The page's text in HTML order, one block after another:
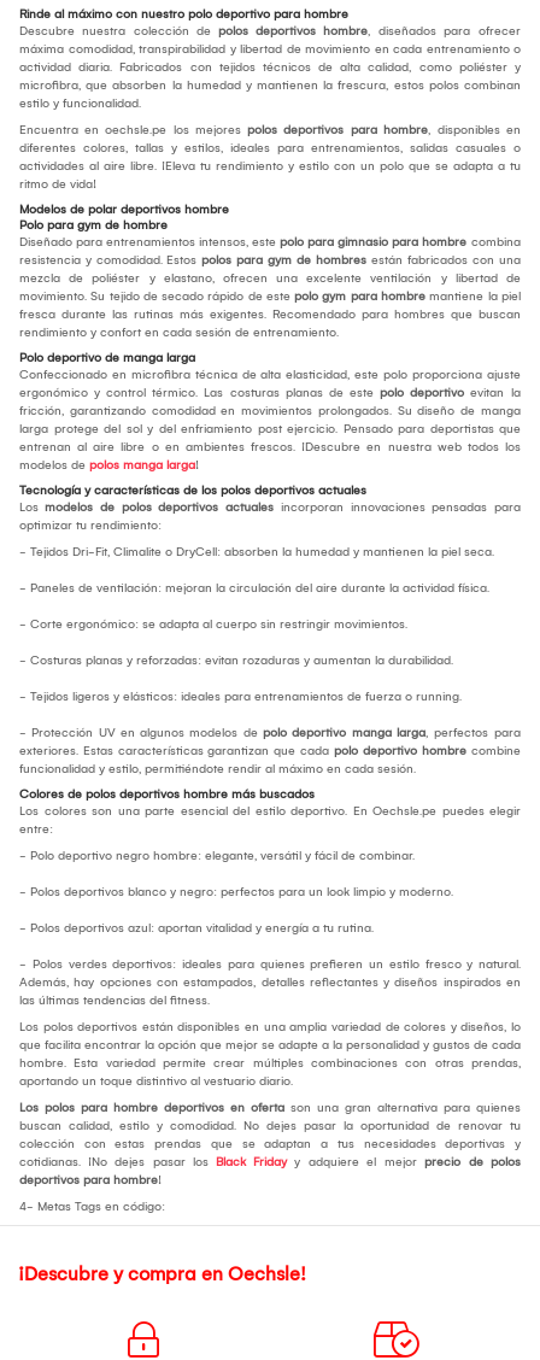
Rinde al máximo con nuestro polo deportivo para hombre
Descubre nuestra colección de polos deportivos hombre, diseñados para ofrecer
máxima comodidad, transpirabilidad y libertad de movimiento en cada entrenamiento o
actividad diaria. Fabricados con tejidos técnicos de alta calidad, como poliéster y
microfibra, que absorben la humedad y mantienen la frescura, estos polos combinan
estilo y funcionalidad.
Encuentra en oechsle.pe los mejores polos deportivos para hombre, disponibles en
diferentes colores, tallas y estilos, ideales para entrenamientos, salidas casuales o
actividades al aire libre. ¡Eleva tu rendimiento y estilo con un polo que se adapta a tu
ritmo de vida!
Modelos de polar deportivos hombre
Polo para gym de hombre
Diseñado para entrenamientos intensos, este polo para gimnasio para hombre combina
resistencia y comodidad. Estos polos para gym de hombres están fabricados con una
mezcla de poliéster y elastano, ofrecen una excelente ventilación y libertad de
movimiento. Su tejido de secado rápido de este polo gym para hombre mantiene la piel
fresca durante las rutinas más exigentes. Recomendado para hombres que buscan
rendimiento y confort en cada sesión de entrenamiento.
Polo deportivo de manga larga
Confeccionado en microfibra técnica de alta elasticidad, este polo proporciona ajuste
ergonómico y control térmico. Las costuras planas de este polo deportivo evitan la
fricción, garantizando comodidad en movimientos prolongados. Su diseño de manga
larga protege del sol y del enfriamiento post ejercicio. Pensado para deportistas que
entrenan al aire libre o en ambientes frescos. ¡Descubre en nuestra web todos los
modelos de polos manga larga!
Tecnología y características de los polos deportivos actuales
Los modelos de polos deportivos actuales incorporan innovaciones pensadas para
optimizar tu rendimiento:
- Tejidos Dri-Fit, Climalite o DryCell: absorben la humedad y mantienen la piel seca.
- Paneles de ventilación: mejoran la circulación del aire durante la actividad física.
- Corte ergonómico: se adapta al cuerpo sin restringir movimientos.
- Costuras planas y reforzadas: evitan rozaduras y aumentan la durabilidad.
- Tejidos ligeros y elásticos: ideales para entrenamientos de fuerza o running.
- Protección UV en algunos modelos de polo deportivo manga larga, perfectos para
exteriores. Estas características garantizan que cada polo deportivo hombre combine
funcionalidad y estilo, permitiéndote rendir al máximo en cada sesión.
Colores de polos deportivos hombre más buscados
Los colores son una parte esencial del estilo deportivo. En Oechsle.pe puedes elegir
entre:
- Polo deportivo negro hombre: elegante, versátil y fácil de combinar.
- Polos deportivos blanco y negro: perfectos para un look limpio y moderno.
- Polos deportivos azul: aportan vitalidad y energía a tu rutina.
- Polos verdes deportivos: ideales para quienes prefieren un estilo fresco y natural.
Además, hay opciones con estampados, detalles reflectantes y diseños inspirados en
las últimas tendencias del fitness.
Los polos deportivos están disponibles en una amplia variedad de colores y diseños, lo
que facilita encontrar la opción que mejor se adapte a la personalidad y gustos de cada
hombre. Esta variedad permite crear múltiples combinaciones con otras prendas,
aportando un toque distintivo al vestuario diario.
Los polos para hombre deportivos en oferta son una gran alternativa para quienes
buscan calidad, estilo y comodidad. No dejes pasar la oportunidad de renovar tu
colección con estas prendas que se adaptan a tus necesidades deportivas y
cotidianas. ¡No dejes pasar los Black Fridayy adquiere el mejor precio de polos
deportivos para hombre!
4- Metas Tags en código:
¡Descubre y compra en Oechsle!